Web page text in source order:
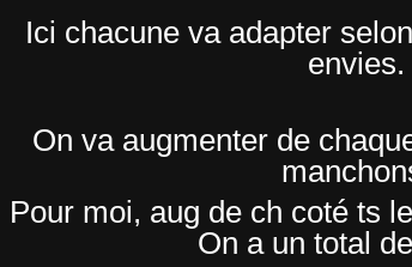
Ici chacune va adapter
envies.
On va augmenter de
Pour moi, aug de ch coté ts
On a un total